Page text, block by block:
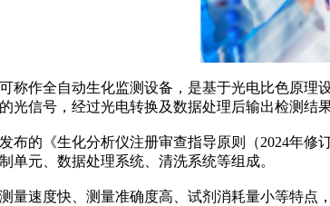
作全自动生化监测设备，是基于光电比色原理
光信号，经过光电转换及数据处理后输出检测结果
的《生化分析仪注册审查指导原则（2024年修
单元、数据处理系统、清洗系统等组成。
速度快、测量准确度高、试剂消耗量小等特点